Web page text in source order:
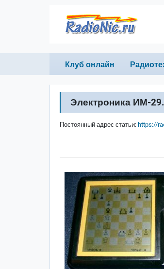
Primary links
Клуб онлайн
Электроника ИМ-
Постоянный адрес статьи: https://